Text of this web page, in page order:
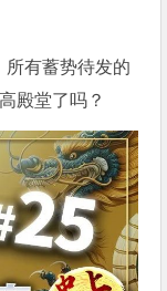
所有蓄势待发的
殿堂了吗？